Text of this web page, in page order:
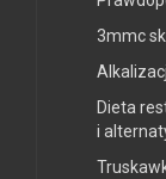
3mmc
Dieta
i